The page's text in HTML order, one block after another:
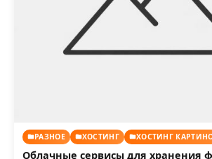
РАЗНОЕ ХОСТИНГ ХОСТИНГ
Облачные сервисы для хранения